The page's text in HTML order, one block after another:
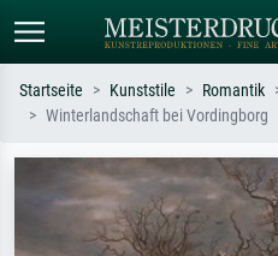
Suchen Sie nach Künstlern, Werktiteln
oder Stilen – z.B. Monet,
Sternennacht, Impressionismus, Welle
Hokusai, Akt.
Startseite Kunststile Romantik
Winterlandschaft bei Vordingborg